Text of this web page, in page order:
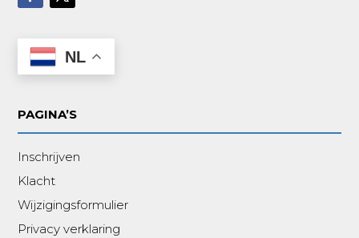
NL
PAGINA’S
Inschrijven
Klacht
Wijzigingsformulier
Privacy verklaring